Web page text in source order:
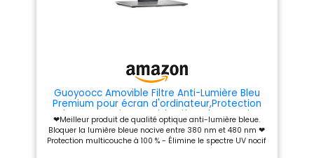
avec la dernière photo.
ce soit le cas ou nous vous
Nous avons inclus un cache
webcam en guise de cadeau.
Cachez votre webcam lorsque
vous ne l'utilisez pas et
empêchez les pirates de vous
espionner.
Guoyoocc Amovible Filtre Anti-Lumière Bleu
Premium pour écran d'ordinateur,Protection
des Yeux Anti-UV Anti-lumière Bleue Anti-
Reflet,Convient aux moniteurs LCD,TV et PC
❤Meilleur produit de qualité optique anti-lumière bleue.
Bloquer la lumière bleue nocive entre 380 nm et 480 nm ❤
Protection multicouche à 100 % - Élimine le spectre UV nocif
et bloque la lumière HEV nocive ❤Prévenir la fatigue